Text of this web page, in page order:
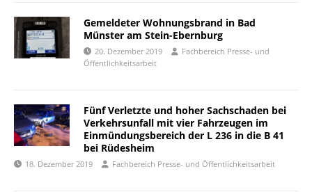
Gemeldeter Wohnungsbrand in Bad
Münster am Stein-Ebernburg
20. Dezember 2019
Fachbereich Presse- und
Öffentlichkeitsarbeit
Fünf Verletzte und hoher Sachschaden bei
Verkehrsunfall mit vier Fahrzeugen im
Einmündungsbereich der L 236 in die B 41
bei Rüdesheim
18. Dezember 2019 Fachbereich Presse- und Öffentlichkeitsarbeit